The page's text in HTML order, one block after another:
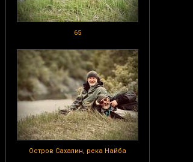
65
Остров Сахалин, река Найба